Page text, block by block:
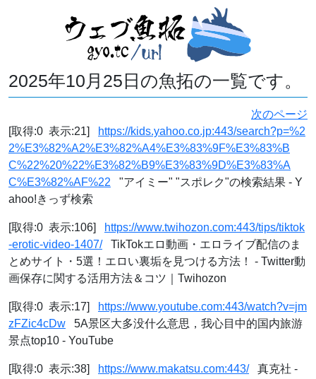
2025年10月25日の魚拓の一覧です。
次のページ
[取得:0 表示:21]
https://kids.yahoo.co.jp:443/search?p=%2
2%E3%82%A2%E3%82%A4%E3%83%9F%E3%83%B
C%22%20%22%E3%82%B9%E3%83%9D%E3%83%A
C%E3%82%AF%22 "アイミー" "スポレク"の検索結果 - Y
ahoo!きっず検索
[取得:0 表示:106]
https://www.twihozon.com:443/tips/tiktok
-erotic-video-1407/TikTokエロ動画・エロライブ配信のま
とめサイト・5選！エロい裏垢を見つける方法！ - Twitter動
画保存に関する活用方法＆コツ｜Twihozon
[取得:0 表示:17]
https://www.youtube.com:443/watch?v=jm
zFZic4cDw 5A景区大多没什么意思，我心目中的国内旅游
景点top10 - YouTube
[取得:0 表示:38] https://www.makatsu.com:443/真克社 -